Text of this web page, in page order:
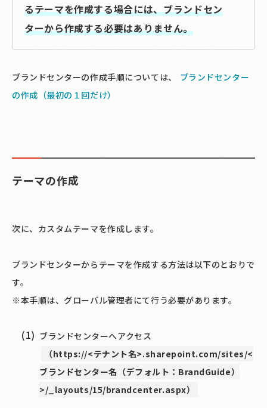
るテーマを作成する場合には、ブランドセン
ターから作成する必要はありません。
ブランドセンターの作成手順については、
ブランドセンター
の作成（最初の１回だけ）
テーマの作成
次に、カスタムテーマを作成します。
ブランドセンターからテーマを作成する方法は以下のとおりで
す。
※本手順は、グローバル管理者にて行う必要があります。
ブランドセンターへアクセス
（https://<テナント名>.sharepoint.com/sites/<
ブランドセンター名（デフォルト：BrandGuide）
>/_layouts/15/brandcenter.aspx）